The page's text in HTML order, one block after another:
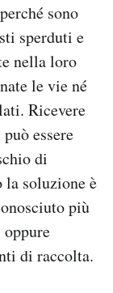
sono
sperduti e
nella loro
le vie né
Ricevere
essere
di
la soluzione è
più
di raccolta.